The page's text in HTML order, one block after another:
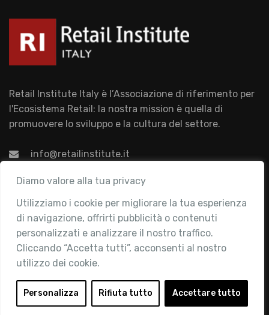
Diamo valore alla tua privacy
Utilizziamo i cookie per migliorare la tua esperienza
di navigazione, offrirti pubblicità o contenuti
personalizzati e analizzare il nostro traffico.
Cliccando “Accetta tutti”, acconsenti al nostro
utilizzo dei cookie.
Personalizza Rifiuta tutto Accettare tutto
Retail Institute Italy è l’Associazione di riferimento per
l'Ecosistema Retail: la nostra mission è quella di
promuovere lo sviluppo e la cultura del settore.
info@retailinstitute.it
Associazione
Chi siamo
Attività
Contatti
Area Riservata
Login
Diventa Socio